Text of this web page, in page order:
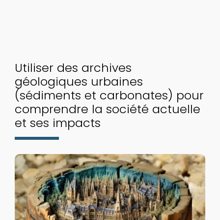
Utiliser des archives
géologiques urbaines
(sédiments et carbonates) pour
comprendre la société actuelle
et ses impacts